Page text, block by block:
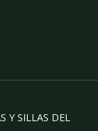
SILLAS DEL